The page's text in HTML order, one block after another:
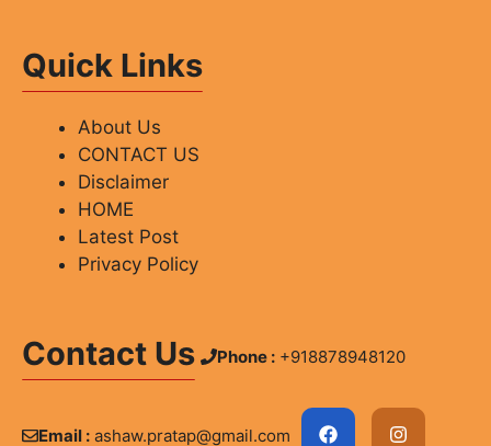
Quick Links
About Us
CONTACT US
Disclaimer
HOME
Latest Post
Privacy Policy
Contact Us Phone : +918878948120
Email : ashaw.pratap@gmail.com